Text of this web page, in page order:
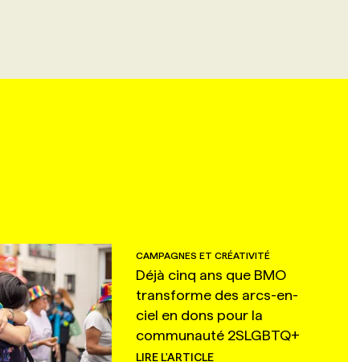
CAMPAGNES ET CRÉATIVITÉ
Déjà cinq ans que BMO
transforme des arcs-en-
ciel en dons pour la
communauté 2SLGBTQ+
LIRE L'ARTICLE